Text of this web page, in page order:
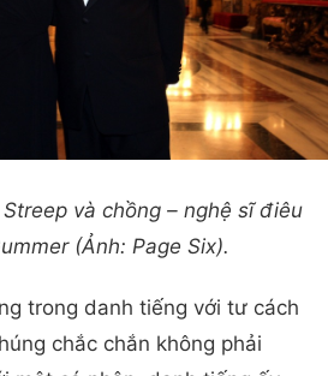
và chồng – nghệ sĩ điêu
(Ảnh: Page Six).
trong danh tiếng với tư cách
chắc chắn không phải